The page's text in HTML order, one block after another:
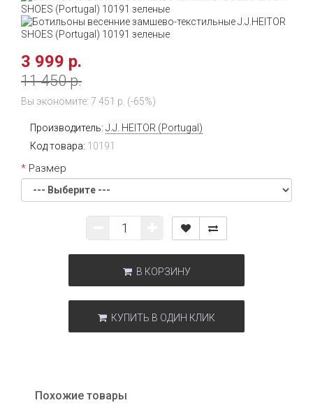
3 999 р.
11 450 р.
Вы экономите: 7 451 р. (-65%)
Производитель: J.J. HEITOR (Portugal)
Код товара: 10191
Размер
В КОРЗИНУ
КУПИТЬ В ОДИН КЛИК
Похожие товары